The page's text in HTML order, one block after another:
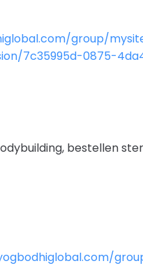
group/
7c35995d-0875-
bestellen